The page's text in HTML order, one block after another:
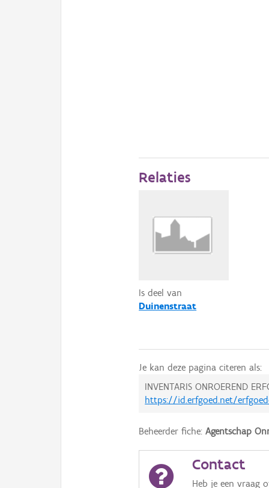
Relaties
Is deel van
Duinenstraat
Je kan deze pagina citeren als:
INVENTARIS ONROEREND
https://id.erfgoed.net/
Beheerder fiche:Agentschap
Contact
Heb je een vraag